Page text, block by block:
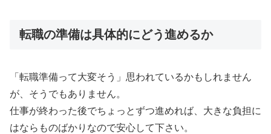
転職の準備は具体的にどう進めるか
「転職準備って大変そう」思われているかもしれません
が、そうでもありません。
仕事が終わった後でちょっとずつ進めれば、大きな負担に
はならものばかりなので安心して下さい。